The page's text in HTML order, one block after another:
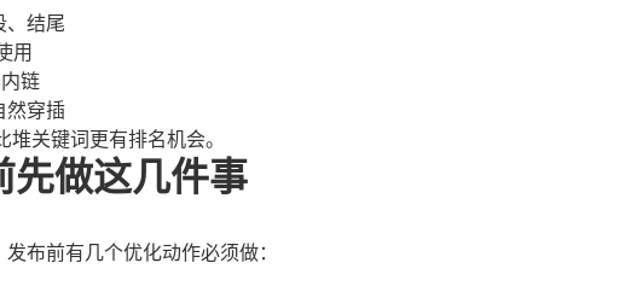
、结尾
用
链
然穿插
关键词更有排名机会。
先做这几件事
布前有几个优化动作必须做：